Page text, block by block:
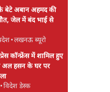
बेटे अबान अहमद की
जेल में बंद भाई से
•लखनऊ ब्यूरो
कॉन्फ्रेंस में शामिल हुए
अल हसन के घर पर
•विदेश डेस्क